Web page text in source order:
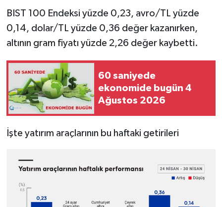
BIST 100 Endeksi yüzde 0,23, avro/TL yüzde
0,14, dolar/TL yüzde 0,36 değer kazanırken,
altının gram fiyatı yüzde 2,26 değer kaybetti.
60 saniyede
ekonomide bugün 4
Ağustos 2026
İşte yatırım araçlarının bu haftaki getirileri